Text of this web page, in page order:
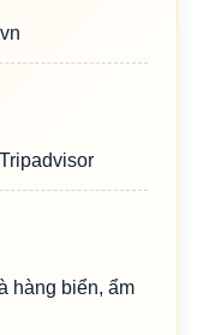
hàng biển, ẩm